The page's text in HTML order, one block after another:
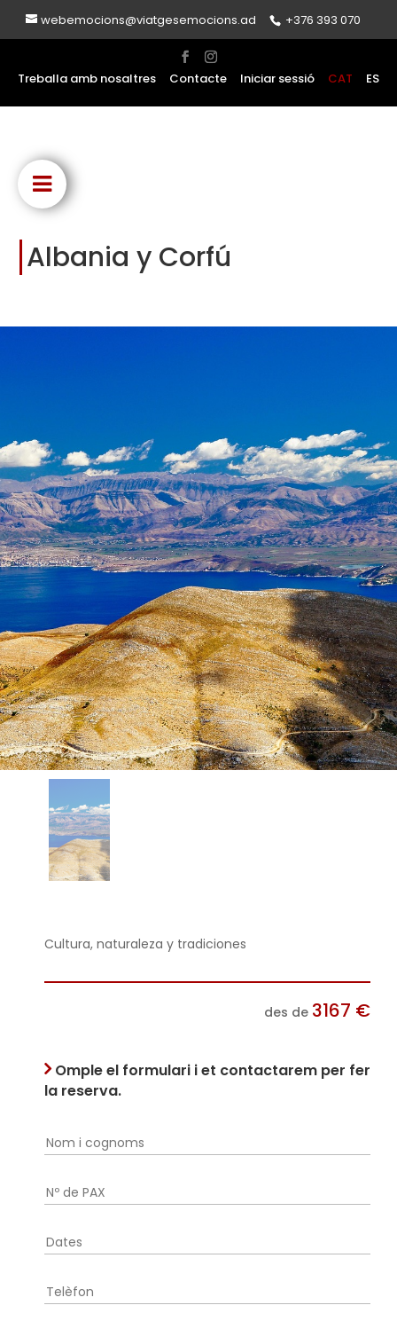
webemocions@viatgesemocions.ad +376 393 070
Treballa amb nosaltres Contacte Iniciar sessió CAT ES
Albania y Corfú
Cultura, naturaleza y tradiciones
des de 3167 €
Omple el formulari i et contactarem per fer
la reserva.